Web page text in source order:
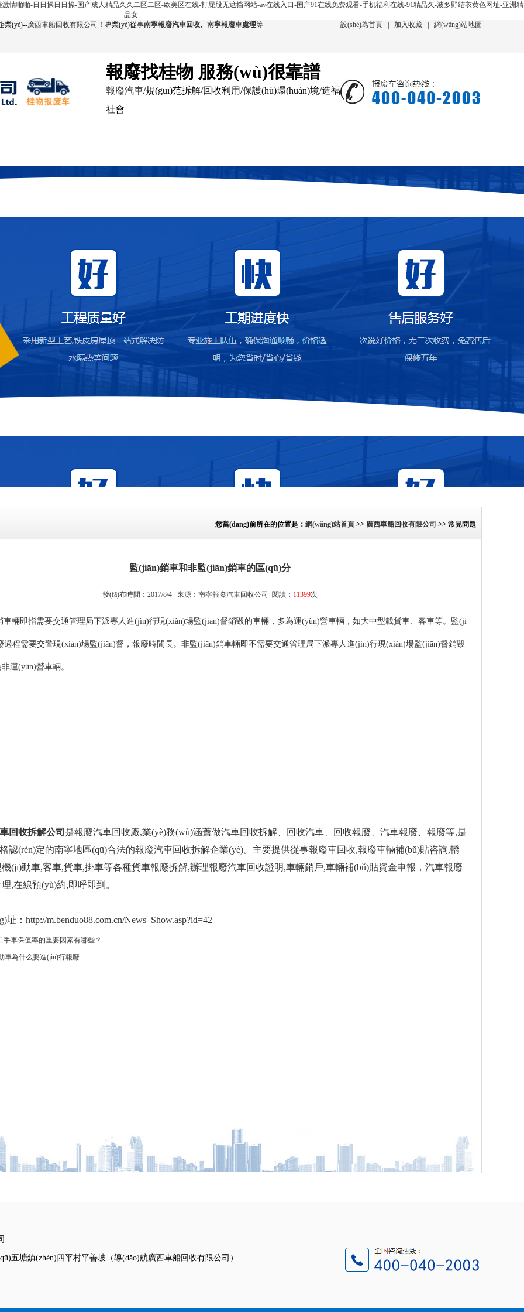
情啪啪-日日操日日操-国产成人精品久久二区二区-欧美区在线-打屁股无遮挡网站-av在线入口-国产91在线免费观看-手机福利在线-91精品久-波多野结衣黄色网址-亚洲精
品女
業(yè)--廣西車船回收有限公司 ！專業(yè)從事南寧報廢汽車回收、 南寧報廢車處理等 設(shè)為首頁 加入收藏 網(wǎng)站地圖
報廢找桂物 服務(wù)很靠譜
報廢汽車/規(guī)范拆解/回收利用/保護(hù)環(huán)境/造福
社會
您當(dāng)前所在的位置是： 網(wǎng)站首頁 >> 廣西車船回收有限公司 >> 常見問題
監(jiān)銷車和非監(jiān)銷車的區(qū)分
發(fā)布時間：2017/8/4 來源： 南寧報廢汽車回收公司 閱讀： 11399次
即指需要交通管理局下派專人進(jìn)行現(xiàn)場監(jiān)督銷毀的車輛，多為運(yùn)營車輛，如大中型載貨車、客車等。監(ji
過程需要交警現(xiàn)場監(jiān)督，報廢時間長。非監(jiān)銷車輛即不需要交通管理局下派專人進(jìn)行現(xiàn)場監(jiān)督銷毀
運(yùn)營車輛。
回收拆解公司 是報廢汽車回收廠,業(yè)務(wù)涵蓋做汽車回收拆解、回收汽車、回收報廢、汽車報廢、報廢等,是
認(rèn)定的南寧地區(qū)合法的報廢汽車回收拆解企業(yè)。主要提供從事報廢車回收,報廢車輛補(bǔ)貼咨詢,轎
(jī)動車,客車,貨車,掛車等各種貨車報廢拆解,辦理報廢汽車回收證明,車輛銷戶,車輛補(bǔ)貼資金申報，汽車報廢
,在線預(yù)約,即呼即到。
址：http://m.benduo88.com.cn/News_Show.asp?id=42
手車保值率的重要因素有哪些？
車為什么要進(jìn)行報廢
五塘鎮(zhèn)四平村平善坡（導(dǎo)航廣西車船回收有限公司）